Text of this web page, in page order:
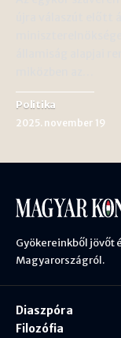
Politika
2025. november 19
Gyökereinkből jövőt
Magyarországról.
Diaszpóra
Filozófia